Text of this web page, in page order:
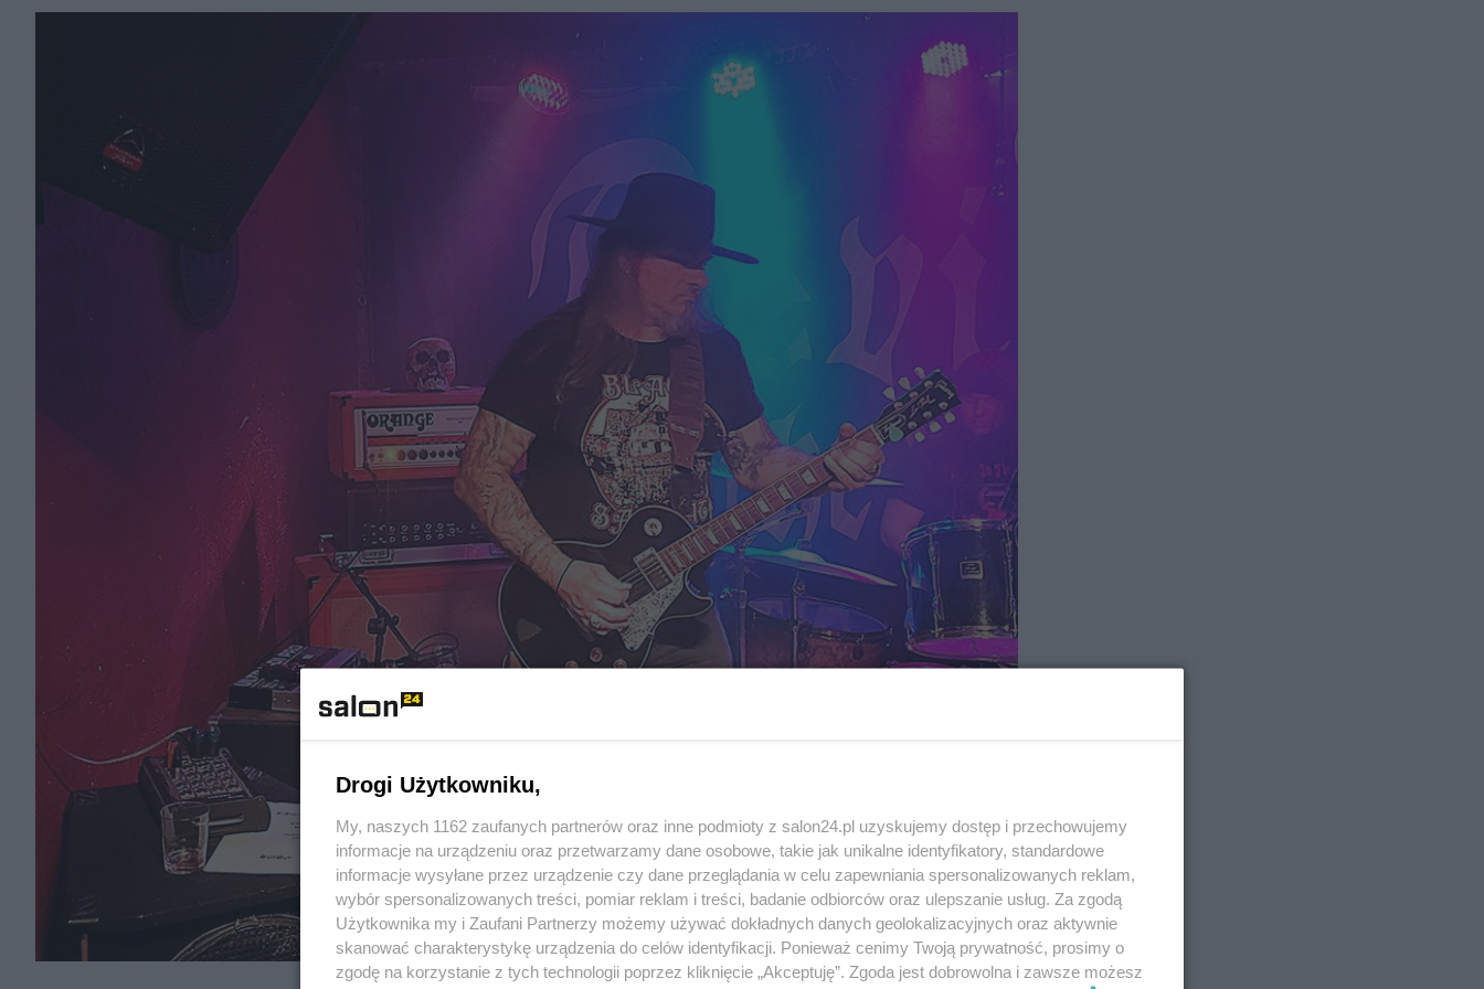
Drogi Użytkowniku,
My, naszych 1162 zaufanych partnerów oraz inne podmioty z salon24.pl uzyskujemy dostęp i przechowujemy
informacje na urządzeniu oraz przetwarzamy dane osobowe, takie jak unikalne identyfikatory, standardowe
informacje wysyłane przez urządzenie czy dane przeglądania w celu zapewniania spersonalizowanych reklam,
wybór spersonalizowanych treści, pomiar reklam i treści, badanie odbiorców oraz ulepszanie usług. Za zgodą
Użytkownika my i Zaufani Partnerzy możemy używać dokładnych danych geolokalizacyjnych oraz aktywnie
skanować charakterystykę urządzenia do celów identyfikacji. Ponieważ cenimy Twoją prywatność, prosimy o
zgodę na korzystanie z tych technologii poprzez kliknięcie „Akceptuję”. Zgoda jest dobrowolna i zawsze możesz